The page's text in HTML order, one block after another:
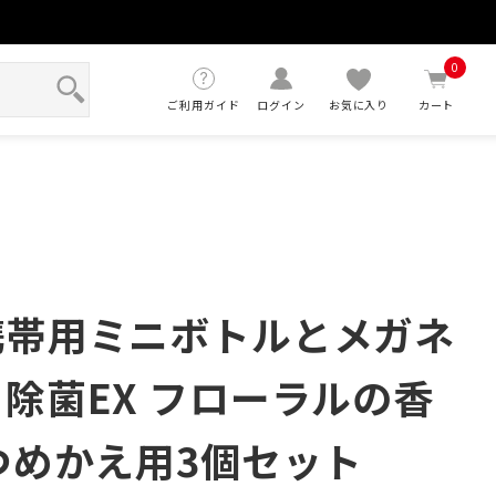
ご利用ガイド ログイン お気に入り カート
0
用ミニボトルとメガネ
菌EX フローラルの香
かえ用3個セット